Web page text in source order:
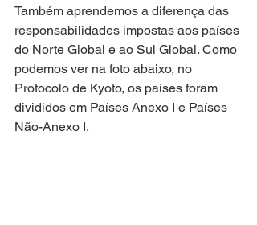
Também aprendemos a diferença das
responsabilidades impostas aos países
do Norte Global e ao Sul Global. Como
podemos ver na foto abaixo, no
Protocolo de Kyoto, os países foram
divididos em Países Anexo I e Países
Não-Anexo I.